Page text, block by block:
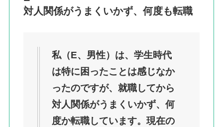
対人関係がうまくいかず、何度も転職
私（E、男性）は、学生時代
は特に困ったことは感じなか
ったのですが、就職してから
対人関係がうまくいかず、何
度か転職しています。現在の